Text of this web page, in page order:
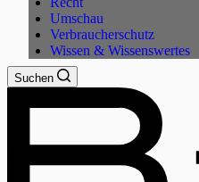
Umschau
Verbraucherschutz
Wissen & Wissenswertes
Suchen